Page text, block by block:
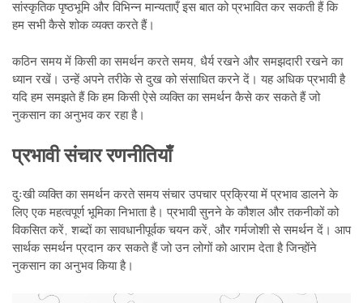
सांस्कृतिक पृष्ठभूमि और विभिन्न मान्यताएँ इस बात को प्रभावित कर सकती हैं कि
हम सभी कैसे शोक व्यक्त करते हैं।
कठिन समय में किसी का समर्थन करते समय, धैर्य रखने और समझदारी रखने का
ध्यान रखें। उन्हें अपने तरीके से दुख को संसाधित करने दें। यह अधिक प्रभावी है
यदि हम समझते हैं कि हम किसी ऐसे व्यक्ति का समर्थन कैसे कर सकते हैं जो
नुकसान का अनुभव कर रहा है।
प्रभावी संचार रणनीतियाँ
दुःखी व्यक्ति का समर्थन करते समय संचार उपचार प्रक्रिया में प्रभाव डालने के
लिए एक महत्वपूर्ण भूमिका निभाता है। प्रभावी सुनने के कौशल और तकनीकों को
विकसित करें, शब्दों का सावधानीपूर्वक चयन करें, और गर्मजोशी से समर्थन दें। आप
सार्थक समर्थन प्रदान कर सकते हैं जो उन लोगों को आराम देता है जिन्होंने
नुकसान का अनुभव किया है।